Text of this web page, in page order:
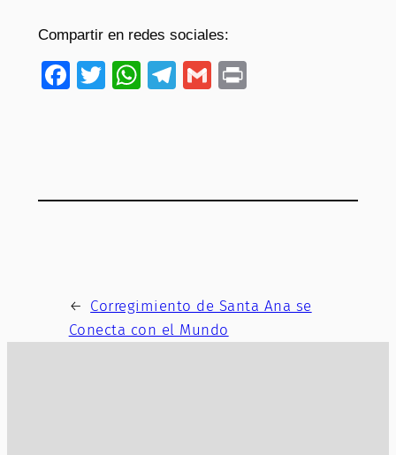
Compartir en redes sociales:
Facebook
TwitterWhatsApp
Telegram
Gmail
← Corregimiento de Santa Ana se
Conecta con el Mundo